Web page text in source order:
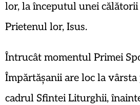
lor, la începutul unei călătorii
Prietenul lor, Isus.
Întrucât momentul Primei
Împărtășanii are loc la
cadrul Sfintei Liturghii,